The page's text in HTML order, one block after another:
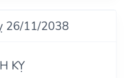
26/11/2038
KỴ